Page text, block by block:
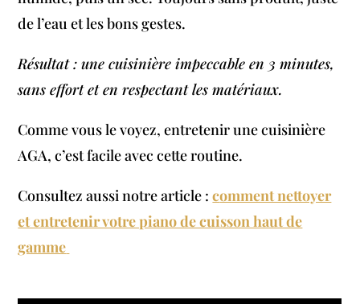
de l’eau et les bons gestes.
Résultat : une cuisinière impeccable en 3 minutes,
sans effort et en respectant les matériaux.
Comme vous le voyez, entretenir une cuisinière
AGA, c’est facile avec cette routine.
Consultez aussi notre article :comment nettoyer
et entretenir votre piano de cuisson haut de
gamme